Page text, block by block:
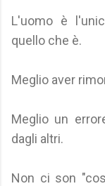
L'uomo è
quello che è.
Meglio aver
Meglio un
dagli altri.
Non ci son